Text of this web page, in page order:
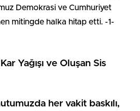
Demokrasi ve Cumhuriyet
mitingde halka hitap etti. -1-
Yağışı ve Oluşan Sis
her vakit baskılı,